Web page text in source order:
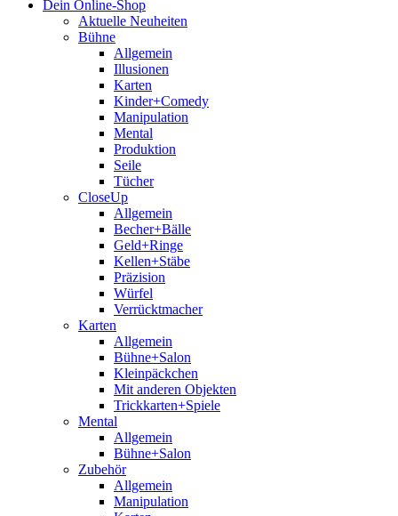
Dein Online-Shop
Aktuelle Neuheiten
Bühne
Allgemein
Illusionen
Karten
Kinder+Comedy
Manipulation
Mental
Produktion
Seile
Tücher
CloseUp
Allgemein
Becher+Bälle
Geld+Ringe
Kellen+Stäbe
Präzision
Würfel
Verrücktmacher
Karten
Allgemein
Bühne+Salon
Kleinpäckchen
Mit anderen Objekten
Trickkarten+Spiele
Mental
Allgemein
Bühne+Salon
Zubehör
Allgemein
Manipulation